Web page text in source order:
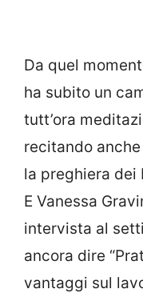
Da quel
ha subito un
tutt’ora
recitando anche
la preghiera
E Vanessa
intervista al
ancora dire
vantaggi sul